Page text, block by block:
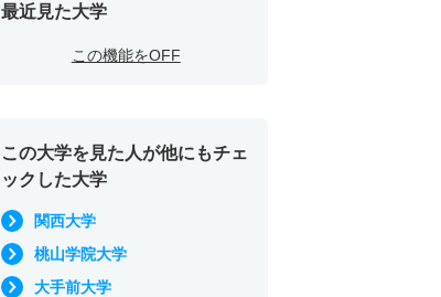
最近見た大学
この機能をOFF
この大学を見た人が他にもチェ
ックした大学
関西大学
桃山学院大学
大手前大学